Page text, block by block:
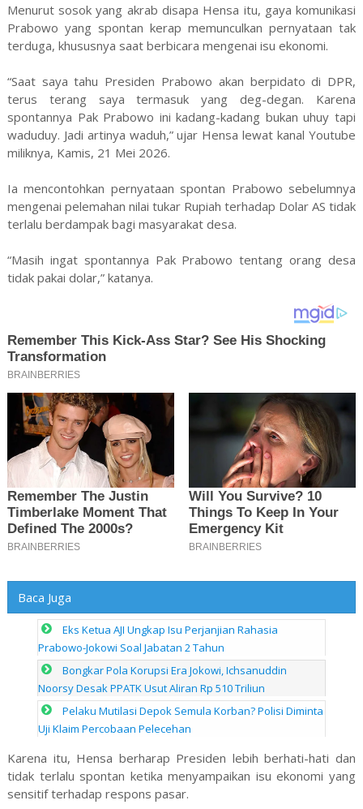
Menurut sosok yang akrab disapa Hensa itu, gaya komunikasi
Prabowo yang spontan kerap memunculkan pernyataan tak
terduga, khususnya saat berbicara mengenai isu ekonomi.
“Saat saya tahu Presiden Prabowo akan berpidato di DPR,
terus terang saya termasuk yang deg-degan. Karena
spontannya Pak Prabowo ini kadang-kadang bukan uhuy tapi
waduduy. Jadi artinya waduh,” ujar Hensa lewat kanal Youtube
miliknya, Kamis, 21 Mei 2026.
Ia mencontohkan pernyataan spontan Prabowo sebelumnya
mengenai pelemahan nilai tukar Rupiah terhadap Dolar AS tidak
terlalu berdampak bagi masyarakat desa.
“Masih ingat spontannya Pak Prabowo tentang orang desa
tidak pakai dolar,” katanya.
Baca Juga
Eks Ketua AJI Ungkap Isu Perjanjian Rahasia
Prabowo-Jokowi Soal Jabatan 2 Tahun
Bongkar Pola Korupsi Era Jokowi, Ichsanuddin
Noorsy Desak PPATK Usut Aliran Rp 510 Triliun
Pelaku Mutilasi Depok Semula Korban? Polisi Diminta
Uji Klaim Percobaan Pelecehan
Karena itu, Hensa berharap Presiden lebih berhati-hati dan
tidak terlalu spontan ketika menyampaikan isu ekonomi yang
sensitif terhadap respons pasar.